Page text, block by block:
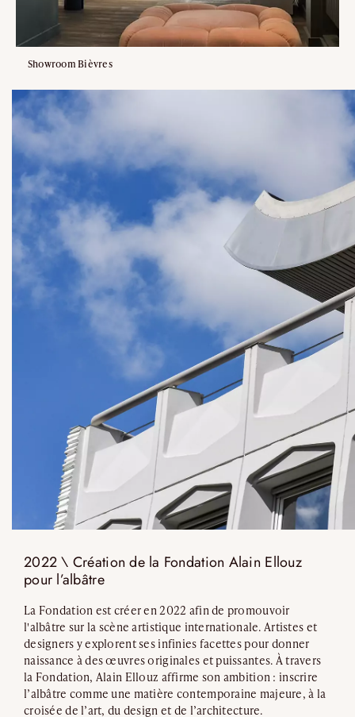
Showroom Bièvres
2022 \ Création de la Fondation Alain Ellouz
pour l’albâtre
La Fondation est créer en 2022 afin de promouvoir
l'albâtre sur la scène artistique internationale. Artistes et
designers y explorent ses infinies facettes pour donner
naissance à des œuvres originales et puissantes. À travers
la Fondation, Alain Ellouz affirme son ambition : inscrire
l’albâtre comme une matière contemporaine majeure, à la
croisée de l’art, du design et de l’architecture.